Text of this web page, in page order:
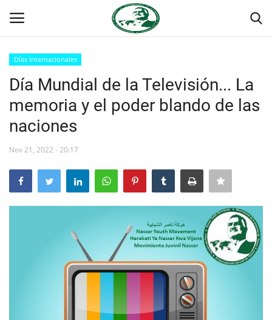
Inicio
Contacto
Nuestro Equipo
Herencia de Jamal Abdel-Nasser
Días Internacionales
Día Mundial de la Televisión... La
memoria y el poder blando de las
naciones
Nov 21, 2022 - 20:17